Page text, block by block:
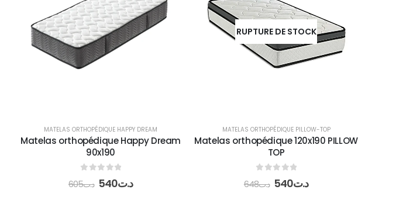
MATELAS ORTHOPÉDIQUE HAPPY DREAM
Matelas orthopédique Happy Dream
90x190
out of 5
د.ت605 د.ت540
RUPTURE DE STOCK
MATELAS ORTHOPÉDIQUE PILLOW-TOP
Matelas orthopédique 120x190 PILLOW
TOP
out of 5
د.ت648 د.ت540